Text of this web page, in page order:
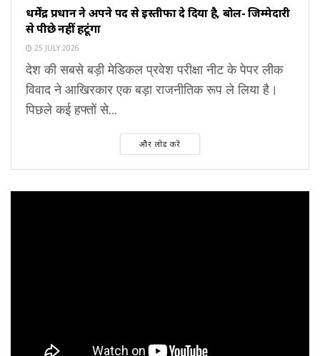
धर्मेंद्र प्रधान ने अपने पद से इस्तीफा दे दिया है, बोलें- जिम्मेदारी
से पीछे नहीं हटूंगा
25 JULY 2026
देश की सबसे बड़ी मेडिकल प्रवेश परीक्षा नीट के पेपर लीक
विवाद ने आखिरकार एक बड़ा राजनीतिक रूप ले लिया है।
पिछले कई हफ्तों से...
और लोड करें